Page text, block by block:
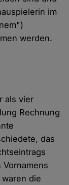
im
werden.
als vier
Rechnung
das
die